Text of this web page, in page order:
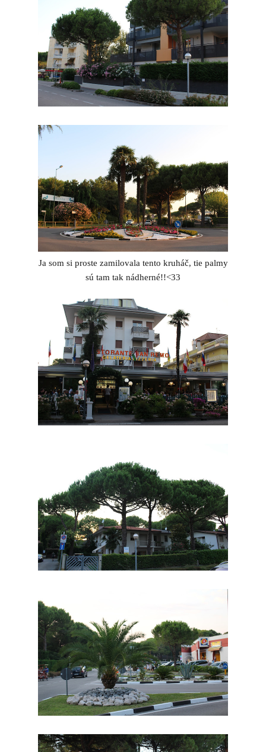
Ja som si proste zamilovala tento kruháč, tie palmy
sú tam tak nádherné!!<33